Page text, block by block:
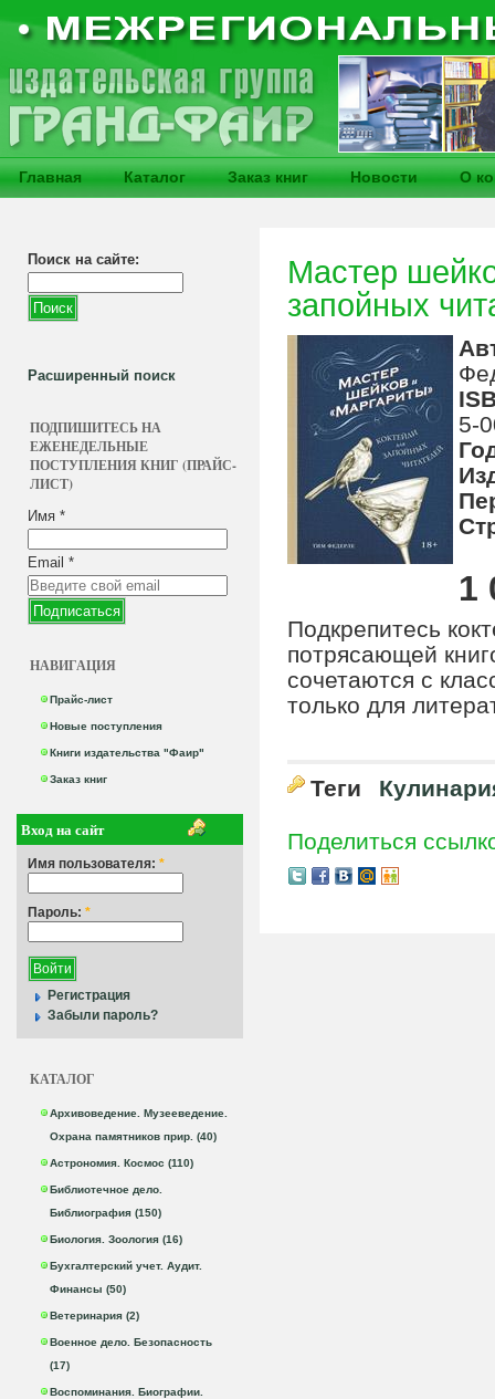
Главная Каталог Заказ книг Новости О
Поиск на сайте:
Расширенный поиск
ПОДПИШИТЕСЬ НА
ЕЖЕНЕДЕЛЬНЫЕ
ПОСТУПЛЕНИЯ КНИГ (ПРАЙС-
ЛИСТ)
Имя *
Email *
НАВИГАЦИЯ
Прайс-лист
Новые поступления
Книги издательства "Фаир"
Заказ книг
Вход на сайт
Имя пользователя: *
Пароль: *
Регистрация
Забыли пароль?
КАТАЛОГ
Архивоведение. Музееведение.
Охрана памятников прир. (40)
Астрономия. Космос (110)
Библиотечное дело.
Библиография (150)
Биология. Зоология (16)
Бухгалтерский учет. Аудит.
Финансы (50)
Ветеринария (2)
Военное дело. Безопасность
(17)
Воспоминания. Биографии.
Мастер
запойных
5-
1
Подкрепитесь
потрясающей
сочетаются с
только для
Теги
Поделиться